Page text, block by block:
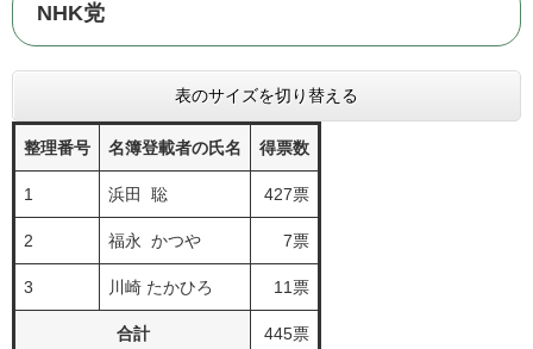
NHK党
表のサイズを切り替える
整理番号 名簿登載者の氏名 得票数
1 浜田 聡 427票
2 福永 かつや 7票
3 川崎 たかひろ 11票
合計 445票